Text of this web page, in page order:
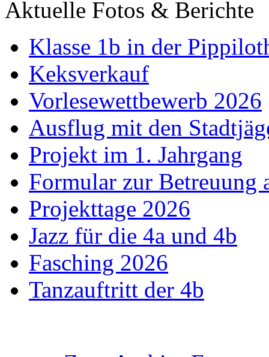
Aktuelle Fotos & Berichte
Klasse 1b in der
Keksverkauf
Vorlesewettbewerb 2026
Ausflug mit den
Projekt im 1. Jahrgang
Formular zur Betreuung
Projekttage 2026
Jazz für die 4a und 4b
Fasching 2026
Tanzauftritt der 4b